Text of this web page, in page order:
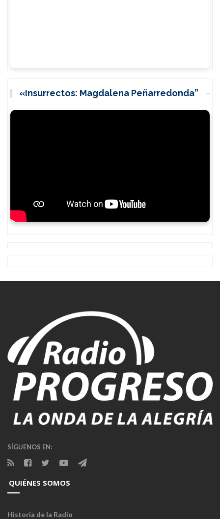
«Insurrectos: Magdalena Peñarredonda”
SÍGUENOS EN:
QUIÉNES SOMOS
Historia de la Radio